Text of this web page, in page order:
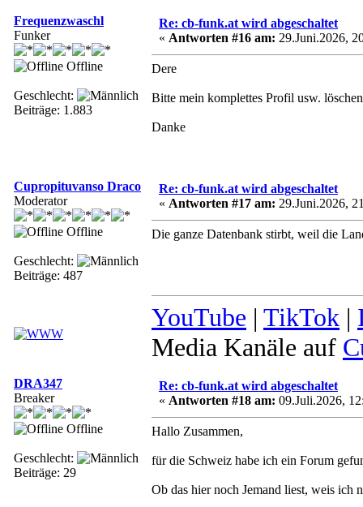
Frequenzwaschl
Funker
Offline
Geschlecht:
Beiträge: 1.883
Re: cb-funk.at wird abgeschaltet
« Antworten #16 am: 29.Juni.2026,
Dere
Bitte mein komplettes Profil usw. löschen
Danke
Cupropituvanso Draco
Moderator
Offline
Geschlecht:
Beiträge: 487
Re: cb-funk.at wird abgeschaltet
« Antworten #17 am: 29.Juni.2026,
Die ganze Datenbank stirbt, weil die
YouTube | TikTok |
Media Kanäle auf
DRA347
Breaker
Offline
Geschlecht:
Beiträge: 29
Re: cb-funk.at wird abgeschaltet
« Antworten #18 am: 09.Juli.2026,
Hallo Zusammen,
für die Schweiz habe ich ein Forum
Ob das hier noch Jemand liest, weis ich